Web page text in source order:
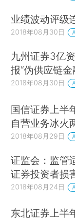
业绩波动评级
2018年08月30日
九州证券3亿
报“伪供应链金
2018年08月30日
国信证券上半
自营业务冰火
2018年08月29日
证监会：监管
证券投资者损
2018年08月24日
东北证券上半